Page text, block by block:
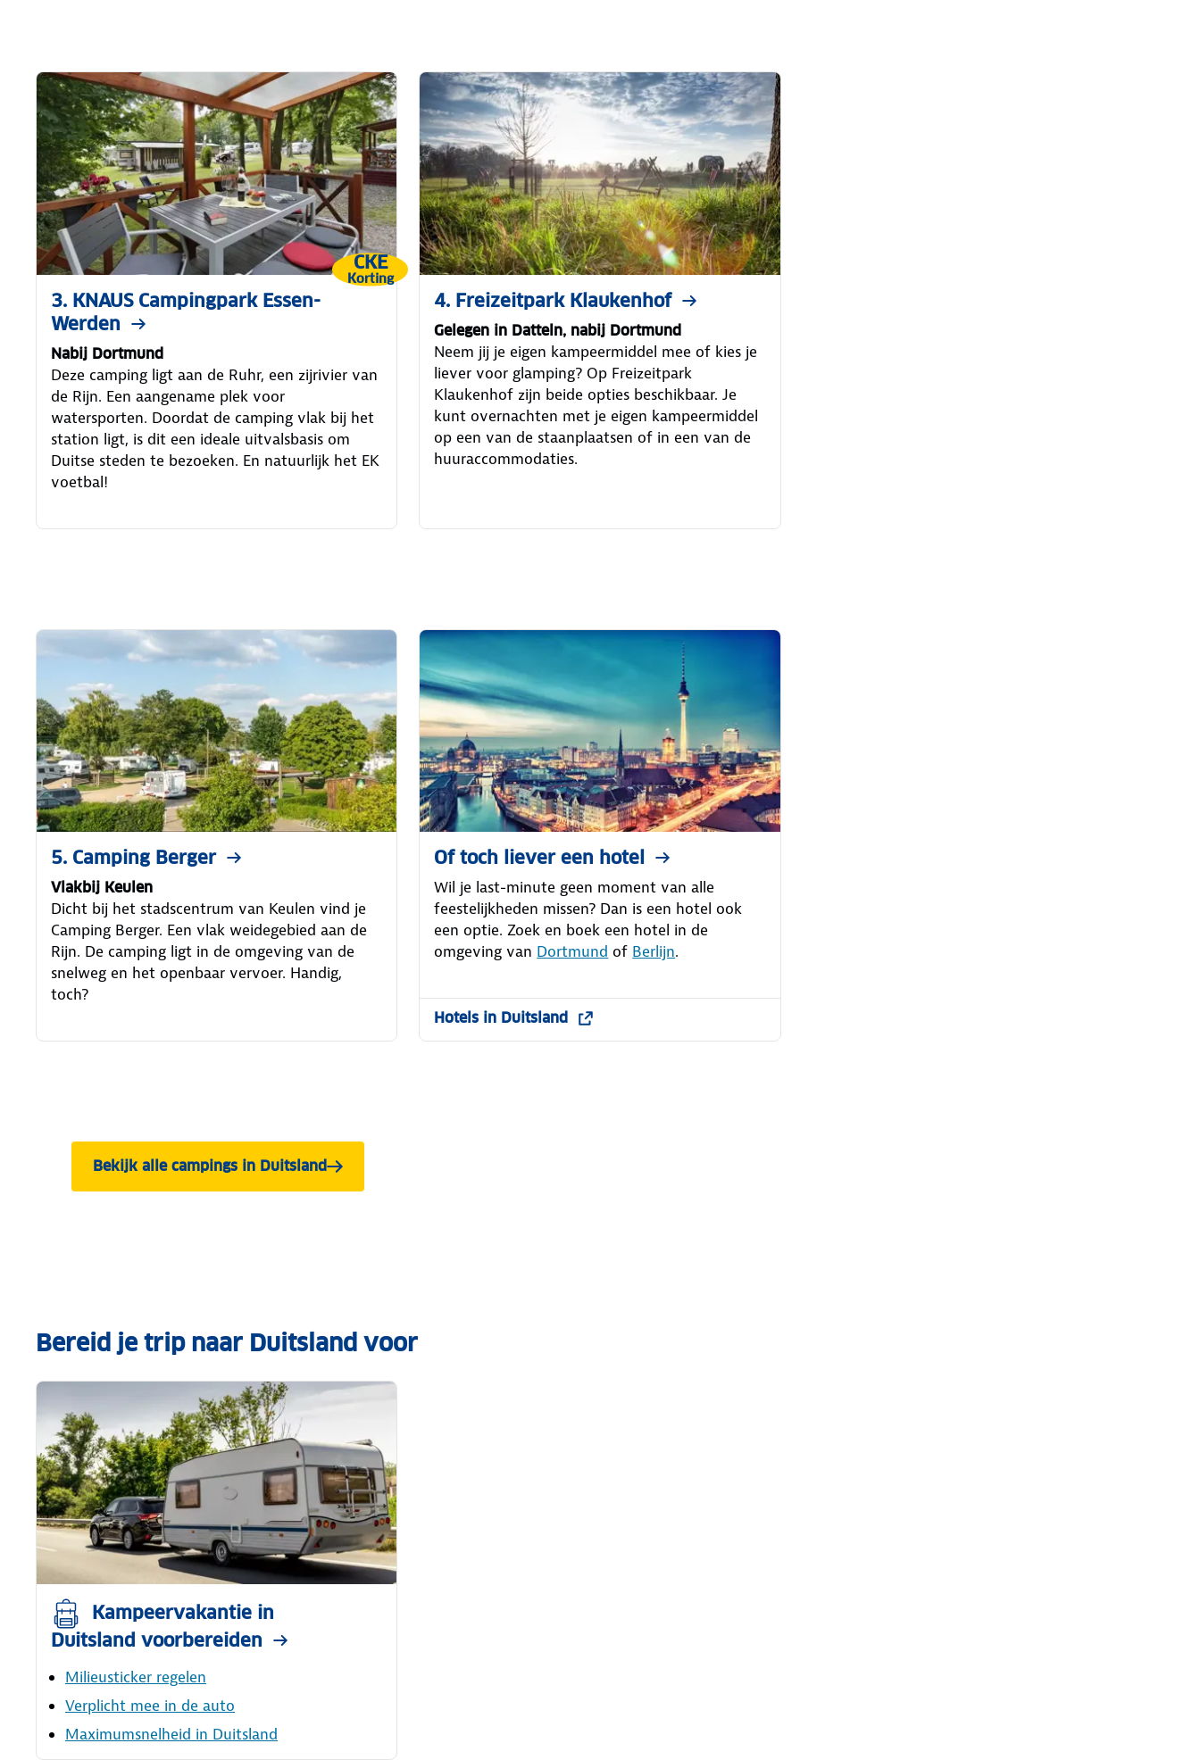
CKE
Korting
3. KNAUS Campingpark Essen-
Werden
Nabij Dortmund
Deze camping ligt aan de Ruhr, een zijrivier van
de Rijn. Een aangename plek voor
watersporten. Doordat de camping vlak bij het
station ligt, is dit een ideale uitvalsbasis om
Duitse steden te bezoeken. En natuurlijk het EK
voetbal!
4. Freizeitpark Klaukenhof
Gelegen in Datteln, nabij Dortmund
Neem jij je eigen kampeermiddel mee of kies je
liever voor glamping? Op Freizeitpark
Klaukenhof zijn beide opties beschikbaar. Je
kunt overnachten met je eigen kampeermiddel
op een van de staanplaatsen of in een van de
huuraccommodaties.
5. Camping Berger
Vlakbij Keulen
Dicht bij het stadscentrum van Keulen vind je
Camping Berger. Een vlak weidegebied aan de
Rijn. De camping ligt in de omgeving van de
snelweg en het openbaar vervoer. Handig,
toch?
Of toch liever een hotel
Wil je last-minute geen moment van alle
feestelijkheden missen? Dan is een hotel ook
een optie. Zoek en boek een hotel in de
omgeving van Dortmund of Berlijn.
Hotels in Duitsland
Bekijk alle campings in Duitsland
Bereid je trip naar Duitsland voor
Kampeervakantie in
Duitsland voorbereiden
Milieusticker regelen
Verplicht mee in de auto
Maximumsnelheid in Duitsland